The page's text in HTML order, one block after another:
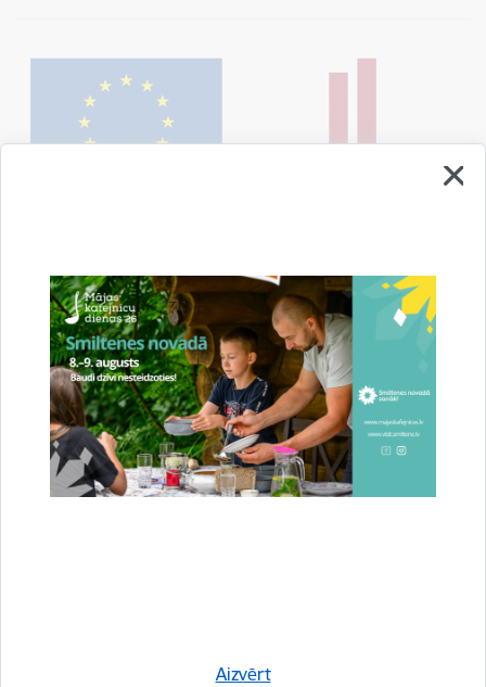
Aizvērt
Īstenots projekts par elektroautobusa iegādi